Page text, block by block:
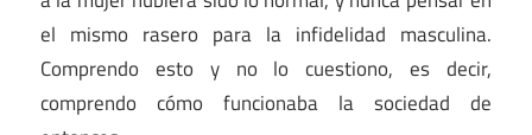
el mismo rasero para la infidelidad masculina.
Comprendo esto y no lo cuestiono, es decir,
comprendo cómo funcionaba la sociedad de